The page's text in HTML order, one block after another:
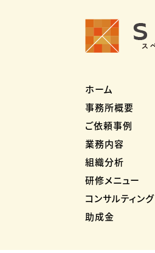
ホーム
事務所概要
ご依頼事例
業務内容
組織分析
研修メニュー
コンサルティング
助成金